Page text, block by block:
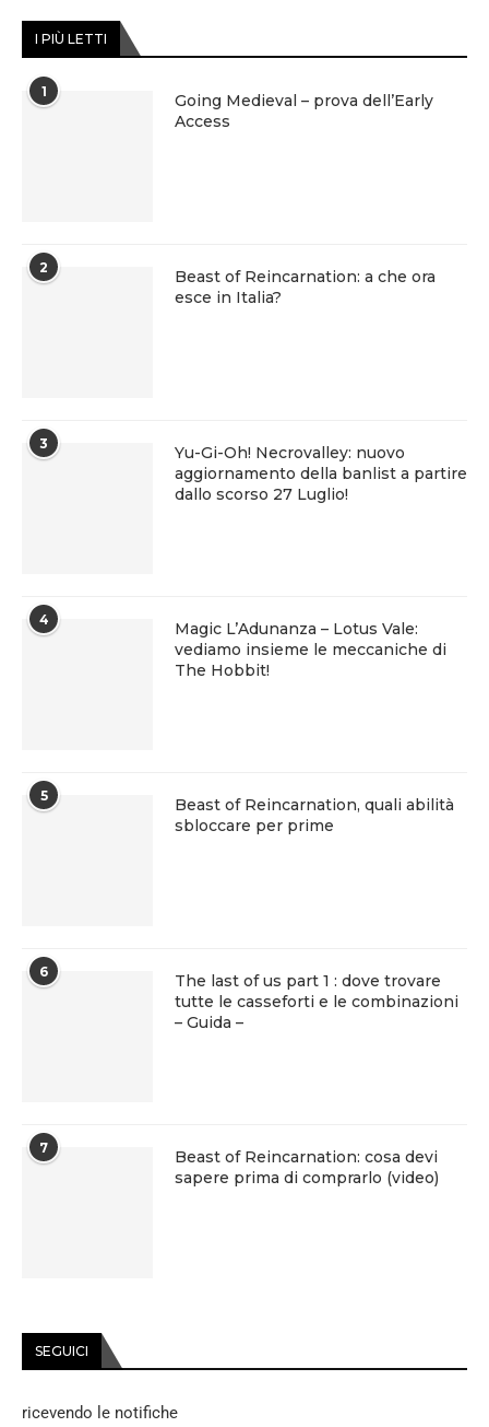
I PIÙ LETTI
1
Going Medieval – prova dell’Early
Access
2
Beast of Reincarnation: a che ora
esce in Italia?
3
Yu-Gi-Oh! Necrovalley: nuovo
aggiornamento della banlist a partire
dallo scorso 27 Luglio!
4
Magic L’Adunanza – Lotus Vale:
vediamo insieme le meccaniche di
The Hobbit!
5
Beast of Reincarnation, quali abilità
sbloccare per prime
6
The last of us part 1 : dove trovare
tutte le casseforti e le combinazioni
– Guida –
7
Beast of Reincarnation: cosa devi
sapere prima di comprarlo (video)
SEGUICI
ricevendo le notifiche